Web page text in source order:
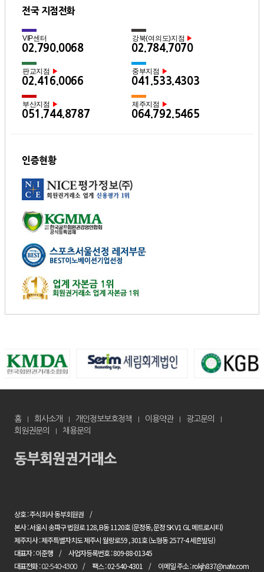
전국 지점전화
VIP센터
02.790.0068
강북(여의도)지점 ▶
02.784.7070
판교지점 ▶
02.416.0066
중부지점 ▶
041.533.4303
부산지점 ▶
051.744.8787
제주지점 ▶
064.792.5465
인증현황
홈 회사소개 개인정보보호정책 이용약관
광고문의
회원권문의
채용문의
상호 : 주식회사 동부회원권
본사 : 서울시 송파구 법원로 128, B동 1120호 (문정동, 문정 SK V1 GL 메트로시티)
제주지사 : 제주특별자치도 제주시 월랑로59 , 301호 (노형동 2577-4 세흔빌딩)
대표자 : 이준행
사업자등록번호 : 809-88-01345
대표전화 :02-540-4300 팩스 : 02-540-4301 이메일 주소 : rokjh837@nate.com